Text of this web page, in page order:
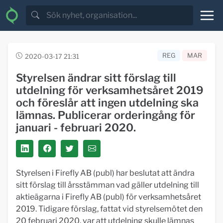
2020-03-17 21:31 REG MAR
Styrelsen ändrar sitt förslag till
utdelning för verksamhetsåret 2019
och föreslår att ingen utdelning ska
lämnas. Publicerar orderingång för
januari - februari 2020.
Styrelsen i Firefly AB (publ) har beslutat att ändra
sitt förslag till årsstämman vad gäller utdelning till
aktieägarna i Firefly AB (publ) för verksamhetsåret
2019. Tidigare förslag, fattat vid styrelsemötet den
20 februari 2020, var att utdelning skulle lämnas